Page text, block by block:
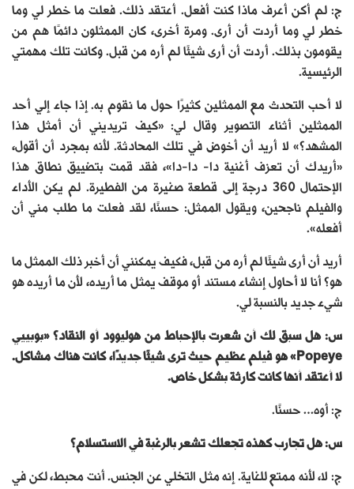
ج: لم أكن أعرف ماذا كنت أفعل. أعتقد ذلك. فعلت ما خطر لي وما
خطر لي وما أردت أن أرى. ومرة أخرى، كان الممثلون دائمًا هم من
يقومون بذلك. أردت أن أرى شيئًا لم أره من قبل. وكانت تلك مهمتي
الرئيسية.
لا أحب التحدث مع الممثلين كثيرًا حول ما نقوم به. إذا جاء إلي أحد
الممثلين أثناء التصوير وقال لي: «كيف تريديني أن أمثل هذا
المشهد؟» لا أريد أن أخوض في تلك المحادثة. لأنه بمجرد أن أقول،
«أريدك أن تعزف أغنية دا- دا-دا»، فقد قمت بتضييق نطاق هذا
الإحتمال 360 درجة إلى قطعة صغيرة من الفطيرة. لم يكن الأداء
والفيلم ناجحين، ويقول الممثل: حسنًا، لقد فعلت ما طلب مني أن
أفعله».
أريد أن أرى شيئًا لم أره من قبل، فكيف يمكنني أن أخبر ذلك الممثل ما
هو؟ أنا لا أحاول إنشاء مستند أو موقف يمثل ما أريده، لأن ما أريده هو
شيء جديد بالنسبة لي.
س: هل سبق لك أن شعرت بالإحباط من هوليوود أو النقاد؟ «بوبييي
Popeye» هو فيلم عظيم حيث ترى شيئًا جديدًا، كانت هناك مشاكل.
لا أعتقد أنها كانت كارثة بشكل خاص.
ج: أوه… حسنًا.
س: هل تجارب كهذه تجعلك تشعر بالرغبة في الاستسلام؟
ج: لا، لأنه ممتع للغاية. إنه مثل التخلي عن الجنس. أنت محبط، لكن في